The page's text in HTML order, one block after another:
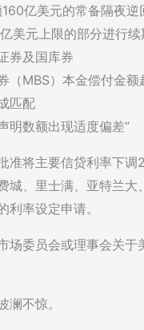
亿美元的常备隔夜逆
美元上限的部分进行
券及国库券
（MBS）本金偿付金
匹配
明数额出现适度偏差”
准将主要信贷利率下
城、里士满、亚特兰
率设定申请。
场委员会或理事会关
不惊。